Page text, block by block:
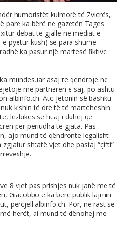
humoristët kulmorë të Zvicrës,
parë ka bërë në gazetën Tages
debat të gjallë në mediat e
pyetur kush) se para shumë
ka pasur një martesë fiktive
mundësuar asaj të qëndrojë në
me partneren e saj, po ashtu
albinfo.ch. Ato jetonin së bashku
kishin të drejtë të martoheshin
lezbikes së huaj i duhej që
për periudha të gjata. Pas
ajo mund të qëndronte legalisht
shtatë vjet dhe pastaj “çifti”
8 vjet pas prishjes nuk janë më të
Giacobbo e ka bërë publik lajmin
përcjell albinfo.ch. Por, në rast se
herët, ai mund të dënohej me